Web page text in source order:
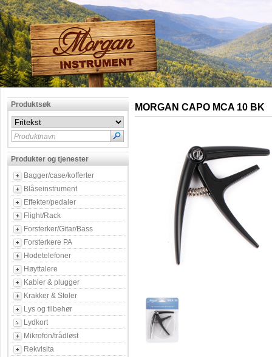
Produktsøk
Produktnavn
Produkter og tjenester
Bagger/case/kofferter
Blåseinstrument
Effekter/pedaler
Flight/Rack
Forsterker/Gitar/Bass
Forsterkere PA
Hodetelefoner
Høyttalere
Kabler & plugger
Krakker & Stoler
Lys og tilbehør
Lydkort
Mikrofon/trådløst
Rekvisita
MORGAN CAPO MCA 10 BK